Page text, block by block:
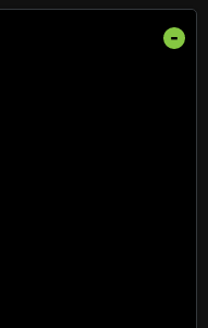
-